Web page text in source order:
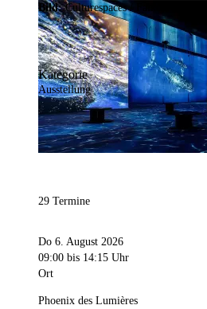
Bild:Culturespaces / Falko Wübbecke
Kategorie
Ausstellung
29 Termine
Do 6. August 2026
09:00 bis 14:15 Uhr
Ort
Phoenix des Lumières